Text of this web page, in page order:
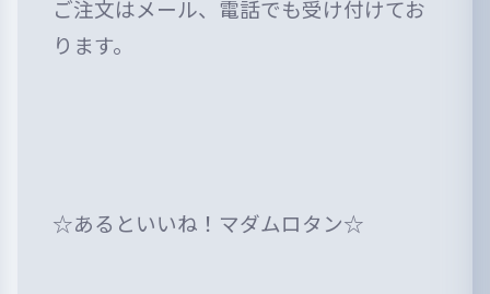
ご注文はメール、電話でも受け付けてお
ります。
☆あるといいね！マダムロタン☆